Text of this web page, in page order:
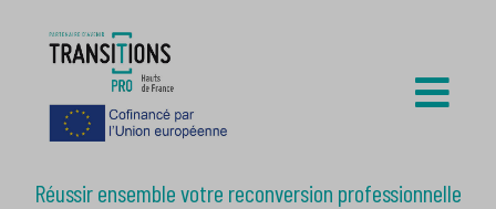
Réussir ensemble votre reconversion professionnelle